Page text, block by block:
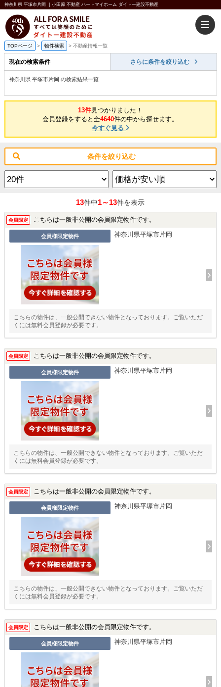
神奈川県 平塚市片岡 ｜小田原 不動産 ハートマイホーム ダイトー建設不動産
TOPページ > 物件検索 > 不動産情報一覧
現在の検索条件 さらに条件を絞り込む
神奈川県 平塚市片岡 の検索結果一覧
13件見つかりました！
会員登録をすると全4640件の中から探せます。
今すぐ見る
条件を絞り込む
13件中1～13件を表示
会員限定 こちらは一般非公開の会員限定物件です。
会員様限定物件 神奈川県平塚市片岡
こちらの物件は、一般公開できない物件となっております。ご覧いただ
くには無料会員登録が必要です。
会員限定 こちらは一般非公開の会員限定物件です。
会員様限定物件 神奈川県平塚市片岡
こちらの物件は、一般公開できない物件となっております。ご覧いただ
くには無料会員登録が必要です。
会員限定 こちらは一般非公開の会員限定物件です。
会員様限定物件 神奈川県平塚市片岡
こちらの物件は、一般公開できない物件となっております。ご覧いただ
くには無料会員登録が必要です。
会員限定 こちらは一般非公開の会員限定物件です。
会員様限定物件 神奈川県平塚市片岡